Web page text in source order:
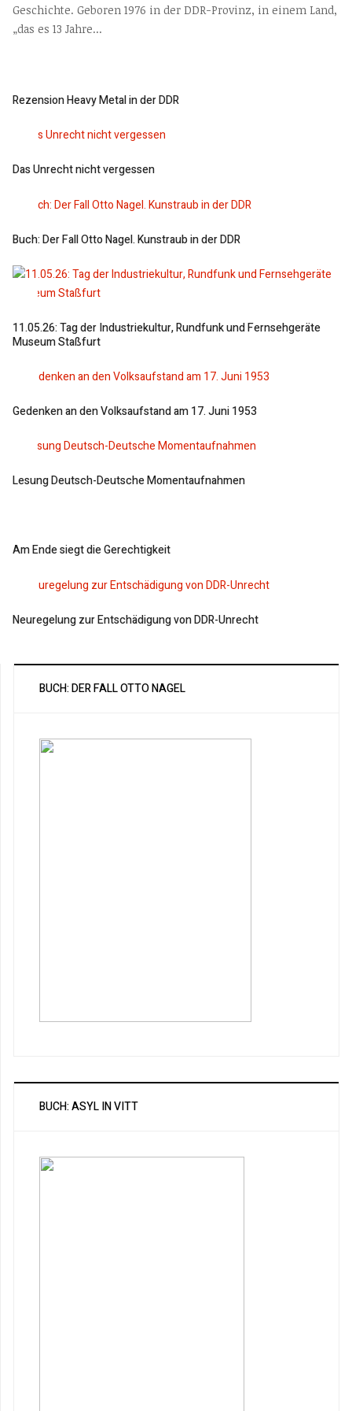
Geschichte. Geboren 1976 in der DDR-Provinz, in einem Land,
„das es 13 Jahre...
Rezension Heavy Metal in der DDR
Das Unrecht nicht vergessen
Buch: Der Fall Otto Nagel. Kunstraub in der DDR
11.05.26: Tag der Industriekultur, Rundfunk und Fernsehgeräte
Museum Staßfurt
Gedenken an den Volksaufstand am 17. Juni 1953
Lesung Deutsch-Deutsche Momentaufnahmen
Am Ende siegt die Gerechtigkeit
Neuregelung zur Entschädigung von DDR-Unrecht
BUCH: DER FALL OTTO NAGEL
BUCH: ASYL IN VITT